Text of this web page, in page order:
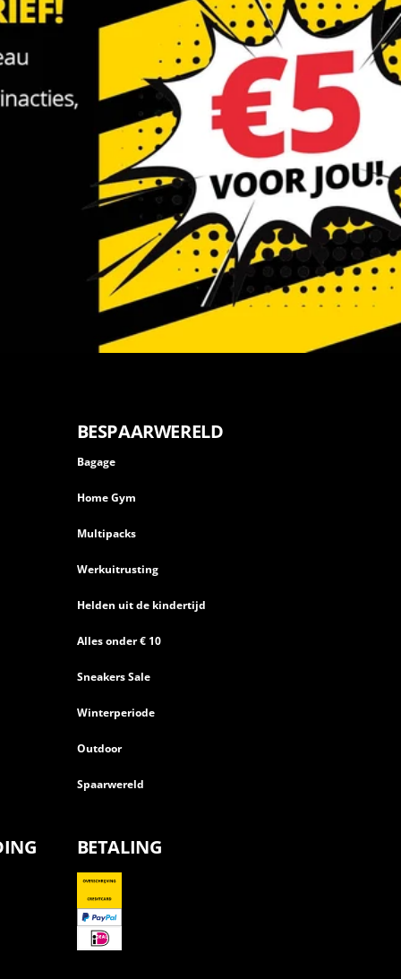
BESPAARWERELD
Bagage
Home Gym
Multipacks
Werkuitrusting
Helden uit de kindertijd
Alles onder € 10
Sneakers Sale
Winterperiode
Outdoor
Spaarwereld
BETALING